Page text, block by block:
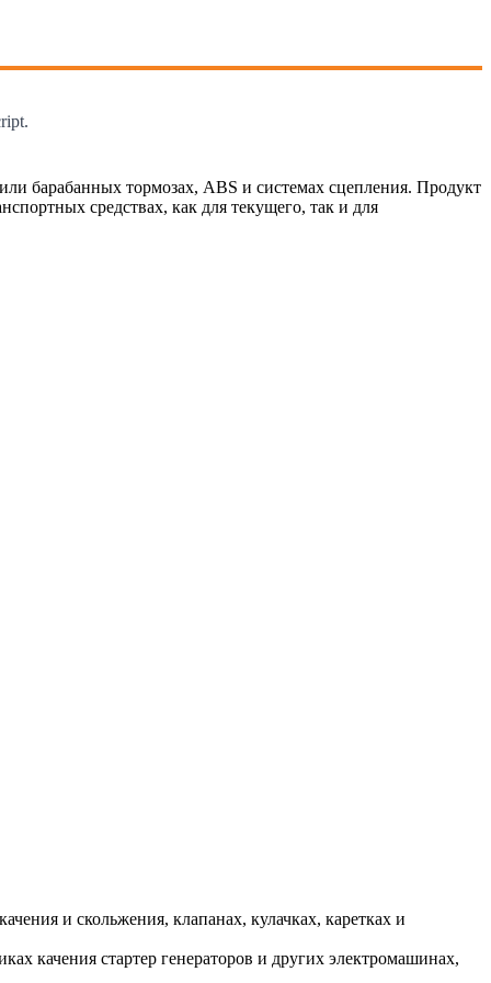
барабанных тормозах, ABS и системах сцепления. Продукт
средствах, как для текущего, так и для
и скольжения, клапанах, кулачках, каретках и
качения стартер генераторов и других электромашинах,